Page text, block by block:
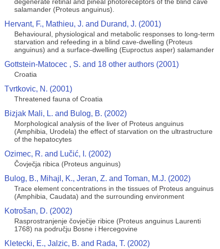
salamander (Proteus anguinus).
Hervant, F., Mathieu, J. and Durand, J. (2001)
Behavioural, physiological and metabolic responses to long-term
starvation and refeeding in a blind cave-dwelling (Proteus
anguinus) and a surface-dwelling (Euproctus asper) salamander
Gottstein-Matocec , S. and 18 other authors (2001)
Croatia
Tvrtkovic, N. (2001)
Threatened fauna of Croatia
Bizjak Mali, L. and Bulog, B. (2002)
Morphological analysis of the liver of Proteus anguinus
(Amphibia, Urodela) the effect of starvation on the ultrastructure
of the hepatocytes
Ozimec, R. and Lučić, I. (2002)
Čovječja ribica (Proteus anguinus)
Bulog, B., Mihajl, K., Jeran, Z. and Toman, M.J. (2002)
Trace element concentrations in the tissues of Proteus anguinus
(Amphibia, Caudata) and the surrounding environment
Kotrošan, D. (2002)
Rasprostranjenje čovječije ribice (Proteus anguinus Laurenti
1768) na području Bosne i Hercegovine
Kletecki, E., Jalzic, B. and Rada, T. (2002)